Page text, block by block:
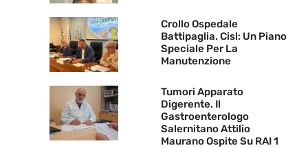
Crollo Ospedale
Battipaglia. Cisl: Un Piano
Speciale Per La
Manutenzione
Tumori Apparato
Digerente. Il
Gastroenterologo
Salernitano Attilio
Maurano Ospite Su RAI 1